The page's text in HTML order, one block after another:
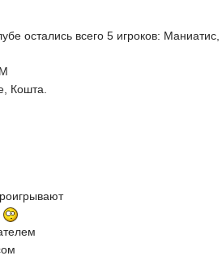
остались всего 5 игроков: Маниатис,
Кошта.